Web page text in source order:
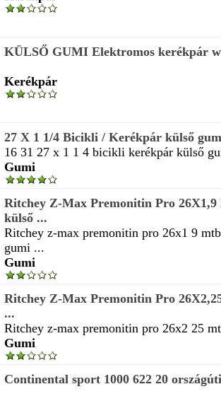
KÜLSŐ GUMI Elektromos kerékpár
Kerékpár
27 X 1 1/4 Bicikli / Kerékpár külső
16 31 27 x 1 1 4 bicikli kerékpár külső
Gumi
Ritchey Z-Max Premonitin Pro
külső ...
Ritchey z-max premonitin pro 26x1 9
gumi ...
Gumi
Ritchey Z-Max Premonitin Pro
...
Ritchey z-max premonitin pro 26x2 25
Gumi
Continental sport 1000 622 20